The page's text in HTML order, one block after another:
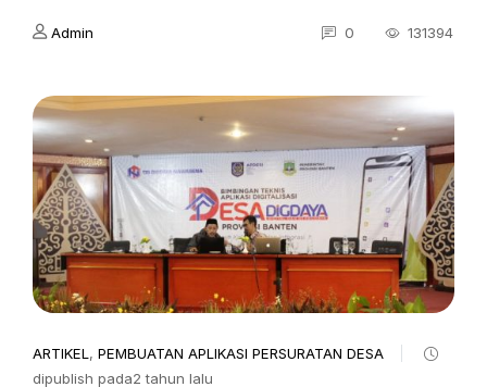
Admin 0 131394
ARTIKEL , PEMBUATAN APLIKASI PERSURATAN DESA
dipublish pada2 tahun lalu